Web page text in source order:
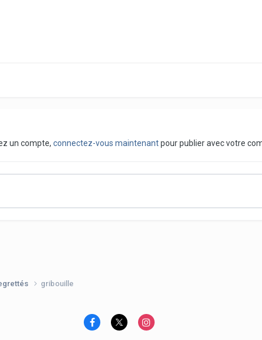
un compte, connectez-vous maintenantpour publier avec votre
gribouille